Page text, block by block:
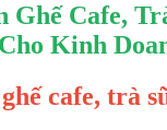
Ghế Cafe,
Kinh
cafe, trà